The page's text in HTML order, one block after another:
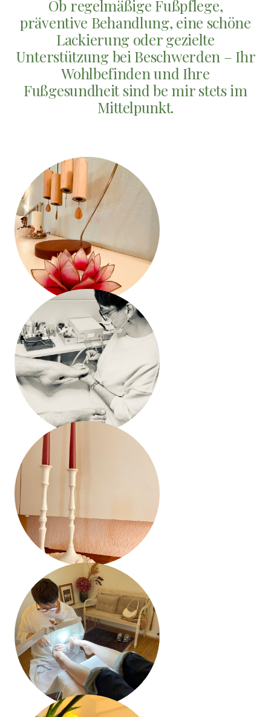
Ob regelmäßige Fußpflege,
präventive Behandlung, eine schöne
Lackierung oder gezielte
Unterstützung bei Beschwerden – Ihr
Wohlbefinden und Ihre
Fußgesundheit sind be mir stets im
Mittelpunkt.